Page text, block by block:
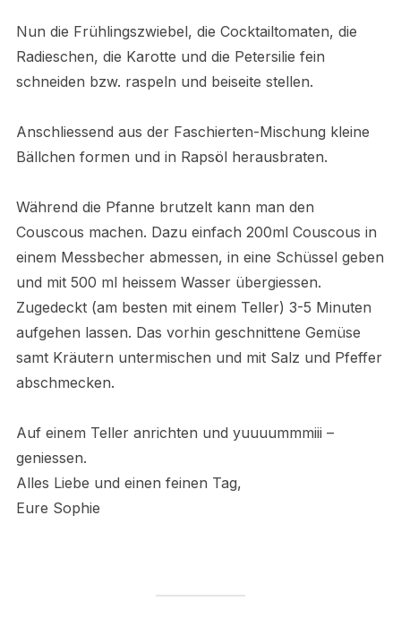
Nun die Frühlingszwiebel, die Cocktailtomaten, die
Radieschen, die Karotte und die Petersilie fein
schneiden bzw. raspeln und beiseite stellen.
Anschliessend aus der Faschierten-Mischung kleine
Bällchen formen und in Rapsöl herausbraten.
Während die Pfanne brutzelt kann man den
Couscous machen. Dazu einfach 200ml Couscous in
einem Messbecher abmessen, in eine Schüssel geben
und mit 500 ml heissem Wasser übergiessen.
Zugedeckt (am besten mit einem Teller) 3-5 Minuten
aufgehen lassen. Das vorhin geschnittene Gemüse
samt Kräutern untermischen und mit Salz und Pfeffer
abschmecken.
Auf einem Teller anrichten und yuuuummmiii –
geniessen.
Alles Liebe und einen feinen Tag,
Eure Sophie